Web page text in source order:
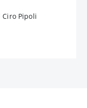
Ciro Pipoli